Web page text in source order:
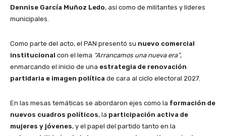
Dennise García Muñoz Ledo, así como de militantes y líderes
municipales.
Como parte del acto, el PAN presentó su nuevo comercial
institucional con el lema “Arrancamos una nueva era”,
enmarcando el inicio de una estrategia de renovación
partidaria e imagen política de cara al ciclo electoral 2027.
En las mesas temáticas se abordaron ejes como la formación de
nuevos cuadros políticos, la participación activa de
mujeres y jóvenes, y el papel del partido tanto en la